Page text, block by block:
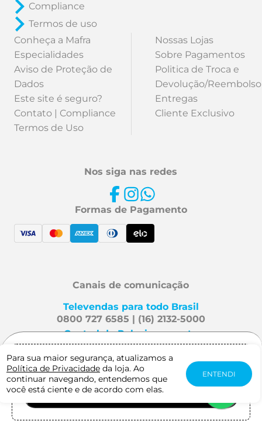
Para sua maior segurança, atualizamos a
Política de Privacidade da loja. Ao
continuar navegando, entendemos que
você está ciente e de acordo com elas.
ENTENDI
Gostaria de receber notificação quando
este produto estiver disponível?
Compliance
Termos de uso
Conheça a Mafra
Especialidades
Aviso de Proteção de
Dados
Este site é seguro?
Contato | Compliance
Termos de Uso
Nossas Lojas
Sobre Pagamentos
Politica de Troca e
Devolução/Reembolso
Entregas
Cliente Exclusivo
Nos siga nas redes
Formas de Pagamento
Canais de comunicação
Televendas para todo Brasil
0800 727 6585 | (16) 2132-5000
Central de Relacionamento
Fale Conosco
Mafra Especialidades é uma